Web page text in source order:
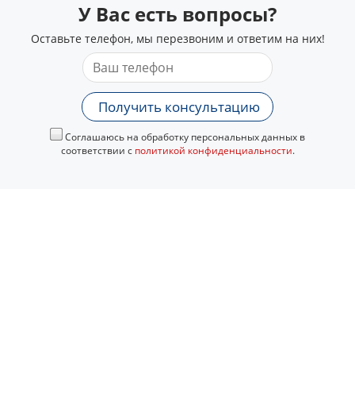
У Вас есть вопросы?
Оставьте телефон, мы перезвоним и ответим на них!
Получить консультацию
Соглашаюсь на обработку персональных данных в
соответствии с политикой конфиденциальности.